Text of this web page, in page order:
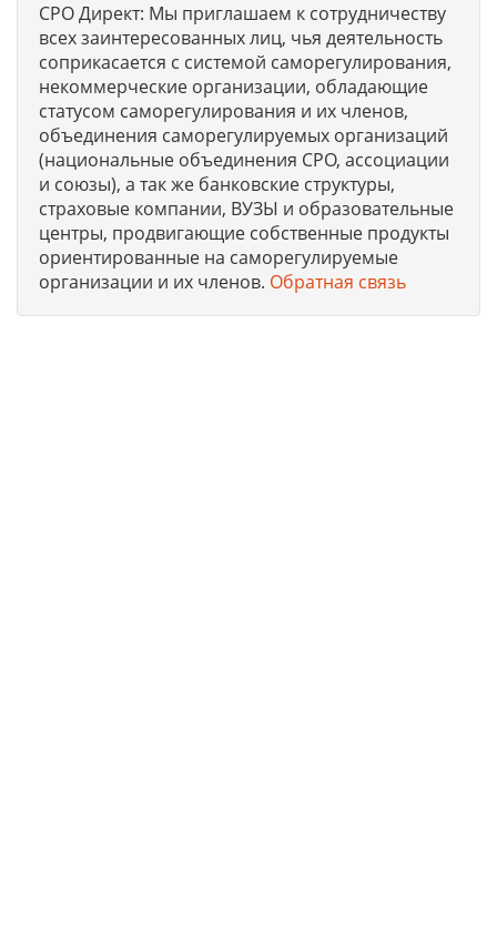
СРО Директ: Мы приглашаем к сотрудничеству
всех заинтересованных лиц, чья деятельность
соприкасается с системой саморегулирования,
некоммерческие организации, обладающие
статусом саморегулирования и их членов,
объединения саморегулируемых организаций
(национальные объединения СРО, ассоциации
и союзы), а так же банковские структуры,
страховые компании, ВУЗЫ и образовательные
центры, продвигающие собственные продукты
ориентированные на саморегулируемые
организации и их членов. Обратная связь